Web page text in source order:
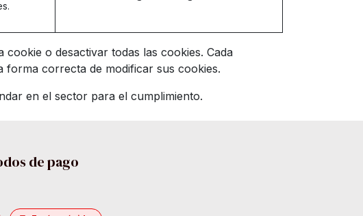
o desactivar todas las cookies. Cada
forma correcta de modificar sus cookies.
en el sector para el cumplimiento.
de pago